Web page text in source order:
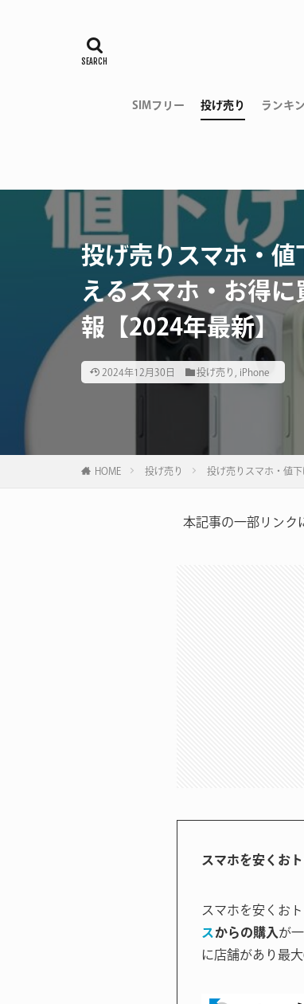
SIMフリー 投げ売り ランキ
投げ売りスマホ・
えるスマホ・お得
報【2024年最新】
2024年12月30日 投げ売り iPhone
HOME 投げ売り 投げ売りスマホ・値
本記事の一部リンク
スマホを安くお
スマホを安くお
ス からの購入 が
に店舗があり最